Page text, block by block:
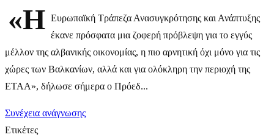
«Η Ευρωπαϊκή Τράπεζα Ανασυγκρότησης και Ανάπτυξης
έκανε πρόσφατα μια ζοφερή πρόβλεψη για το εγγύς
μέλλον της αλβανικής οικονομίας, η πιο αρνητική όχι μόνο για τις
χώρες των Βαλκανίων, αλλά και για ολόκληρη την περιοχή της
ΕΤΑΑ», δήλωσε σήμερα ο Πρόεδ...
Συνέχεια ανάγνωσης
Ετικέτες